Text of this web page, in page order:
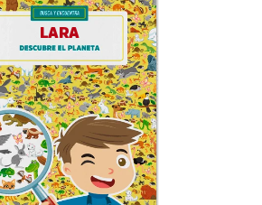
LARA